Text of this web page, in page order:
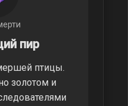
пир
птицы.
золотом и